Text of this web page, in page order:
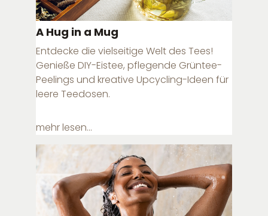
A Hug in a Mug
Entdecke die vielseitige Welt des Tees!
Genieße DIY-Eistee, pflegende Grüntee-
Peelings und kreative Upcycling-Ideen für
leere Teedosen.
mehr lesen...